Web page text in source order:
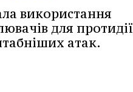
використання
для протидії
атак.